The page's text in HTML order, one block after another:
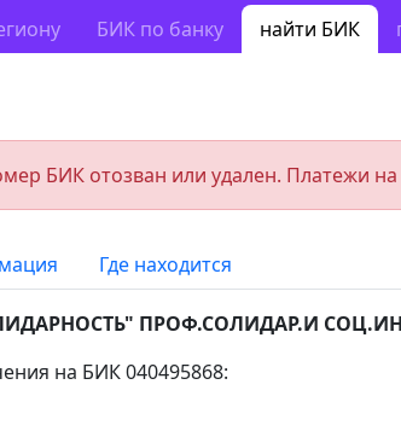
БИК по банку найти БИК
БИК отозван или удален. Платежи
Где находится
ПРОФ.СОЛИДАР.И
на БИК 040495868: